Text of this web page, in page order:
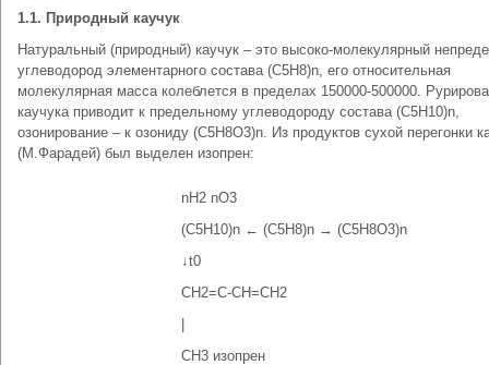
1.1. Природный каучук
Натуральный (природный) каучук – это высоко-молекулярный
углеводород элементарного состава (С5Н8)n, его относительная
молекулярная масса колеблется в пределах 150000-500000.
каучука приводит к предельному углеводороду состава (С5Н10)n,
озонирование – к озониду (С5Н8О3)n. Из продуктов сухой перегонки
(М.Фарадей) был выделен изопрен:
nН2 nО3
(С5Н10)n ← (С5Н8)n → (С5Н8О3)n
↓t0
СН2=С-СН=СН2
СН3 изопрен